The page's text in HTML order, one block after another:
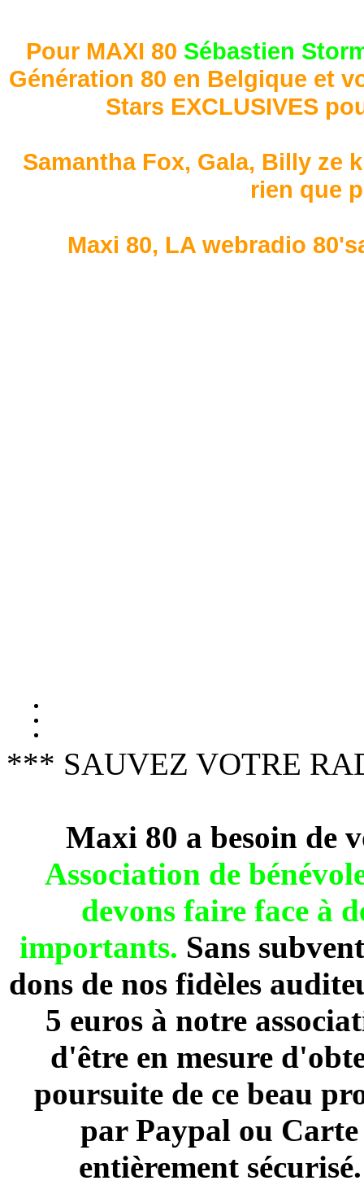
Pour MAXI 80 Sébastien
Génération 80 en Belgique et
Stars EXCLUSIVES
Samantha Fox, Gala, Billy ze
rien que
Maxi 80, LA webradio
*** SAUVEZ VOTRE
Maxi 80 a besoin de
Association de
devons faire face à
importants. Sans
dons de nos fidèles
5 euros à notre
d'être en mesure
poursuite de ce beau
par Paypal ou
entièrement